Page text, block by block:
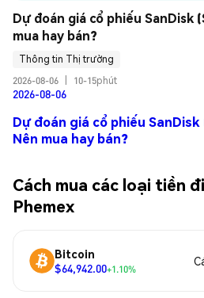
Dự đoán giá cổ phiếu SanDisk
mua hay bán?
Thông tin Thị trường
2026-08-06
10-15phút
2026-08-06
Dự đoán giá cổ phiếu SanDisk
Nên mua hay bán?
Cách mua các loại tiền
Phemex
Bitcoin
$64,942.00+1.10%